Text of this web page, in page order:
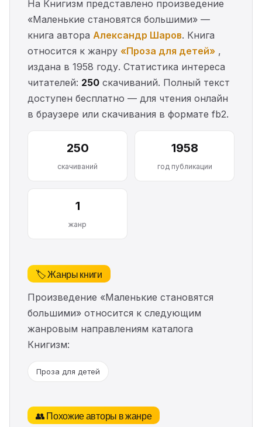
На Книгизм представлено произведение
«Маленькие становятся большими» —
книга автора Александр Шаров. Книга
относится к жанру «Проза для детей» ,
издана в 1958 году. Статистика интереса
читателей: 250 скачиваний. Полный текст
доступен бесплатно — для чтения онлайн
в браузере или скачивания в формате fb2.
250
скачиваний
1958
год публикации
1
жанр
🏷️ Жанры книги
Произведение «Маленькие становятся
большими» относится к следующим
жанровым направлениям каталога
Книгизм:
Проза для детей
👥 Похожие авторы в жанре